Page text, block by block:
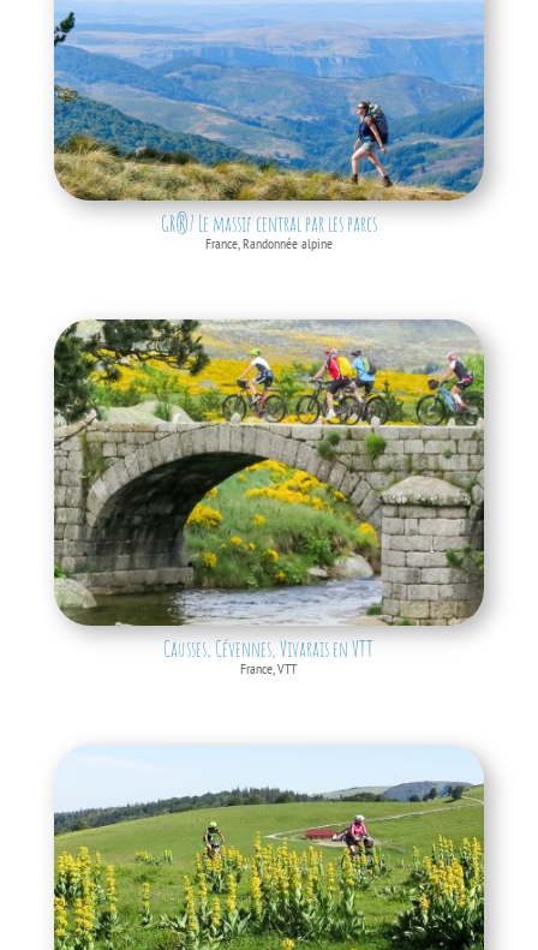
GR®7 Le massif central par les parcs
France,Randonnée alpine
Causses, Cévennes, Vivarais en VTT
France ,VTT